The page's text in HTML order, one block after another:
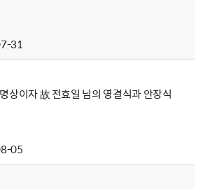
31
상이자 故 전효일 님의 영결식과 안장식
05